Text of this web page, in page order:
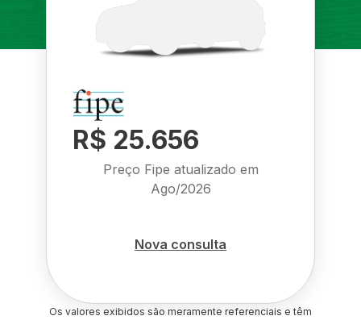
R$ 25.656
Preço Fipe atualizado em
Ago/2026
Nova consulta
Os valores exibidos são meramente referenciais e têm